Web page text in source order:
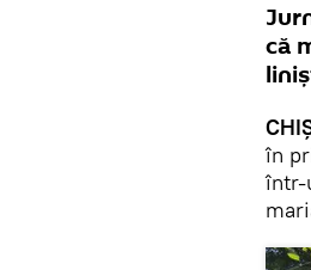
că
în
într-